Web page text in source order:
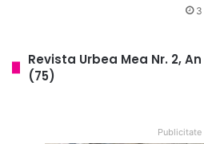
3
Revista Urbea Mea Nr. 2, An
(75)
Publicitate